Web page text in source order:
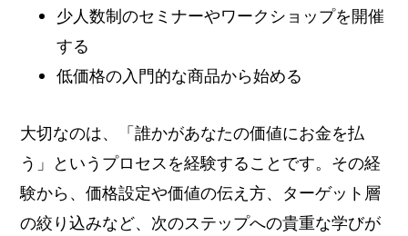
少人数制のセミナーやワークショップを開催
する
低価格の入門的な商品から始める
大切なのは、「誰かがあなたの価値にお金を払
う」というプロセスを経験することです。その経
験から、価格設定や価値の伝え方、ターゲット層
の絞り込みなど、次のステップへの貴重な学びが